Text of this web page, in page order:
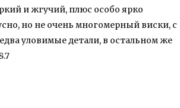
и жгучий, плюс особо ярко
но не очень многомерный виски, с
уловимые детали, в остальном же